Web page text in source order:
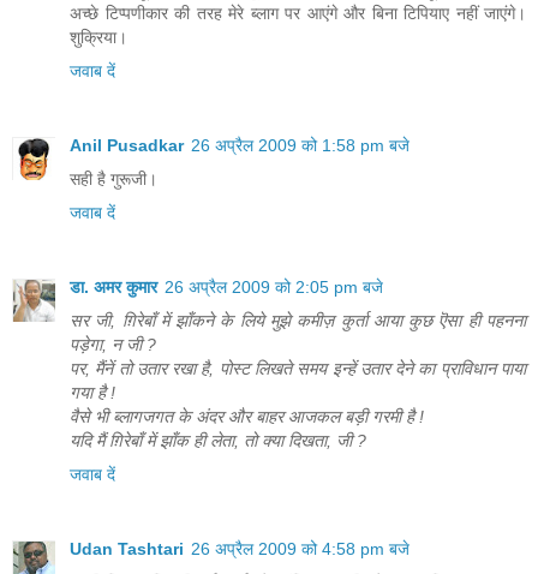
अच्छे टिप्पणीकार की तरह मेरे ब्लाग पर आएंगे और बिना टिपियाए नहीं जाएंगे।
शुक्रिया।
जवाब दें
Anil Pusadkar 26 अप्रैल 2009 को 1:58 pm बजे
सही है गुरूजी।
जवाब दें
डा. अमर कुमार 26 अप्रैल 2009 को 2:05 pm बजे
सर जी, ग़िरेबाँ में झाँकने के लिये मुझे कमीज़ कुर्ता आया कुछ ऎसा ही पहनना
पड़ेगा, न जी ?
पर, मैंनें तो उतार रखा है, पोस्ट लिखते समय इन्हें उतार देने का प्राविधान पाया
गया है !
वैसे भी ब्लागजगत के अंदर और बाहर आजकल बड़ी गरमी है !
यदि मैं ग़िरेबाँ में झाँक ही लेता, तो क्या दिखता, जी ?
जवाब दें
Udan Tashtari 26 अप्रैल 2009 को 4:58 pm बजे